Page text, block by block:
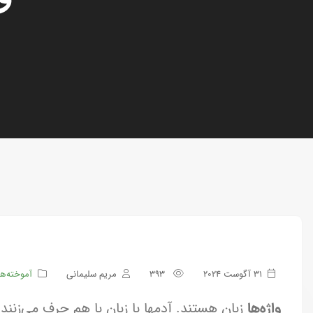
31 آگوست 2024 مریم سلیمانی